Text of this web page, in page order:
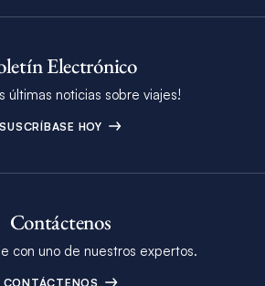
Electrónico
últimas noticias sobre viajes!
SUSCRÍBASE HOY
Contáctenos
con uno de nuestros expertos.
CONTÁCTENOS